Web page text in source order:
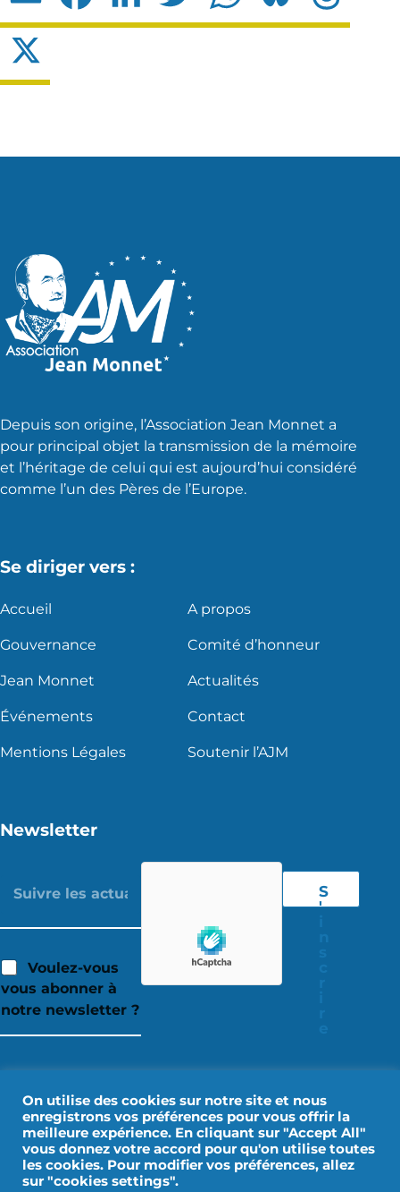
Depuis son origine, l’Association Jean Monnet a
pour principal objet la transmission de la mémoire
et l’héritage de celui qui est aujourd’hui considéré
comme l’un des Pères de l’Europe.
Se diriger vers :
Accueil A propos
Gouvernance Comité d’honneur
Jean Monnet Actualités
Événements Contact
Mentions Légales Soutenir l’AJM
Newsletter
Voulez-vous
vous abonner à
notre newsletter ?
S
'
On utilise des cookies sur notre site et nous
enregistrons vos préférences pour vous offrir la
meilleure expérience. En cliquant sur "Accept All"
vous donnez votre accord pour qu'on utilise toutes
les cookies. Pour modifier vos préférences, allez
sur "cookies settings".